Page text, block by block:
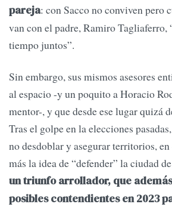
pareja: con Sacco no conviven pero
van con el padre, Ramiro Tagliaferro,
tiempo juntos”.
Sin embargo, sus mismos asesores
al espacio -y un poquito a Horacio
mentor-, y que desde ese lugar quizá
Tras el golpe en la elecciones
no desdoblar y asegurar territorios,
más la idea de “defender” la ciudad
un triunfo arrollador, que
posibles contendientes en 2023